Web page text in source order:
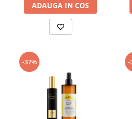
ADAUGA IN COS
-37% -